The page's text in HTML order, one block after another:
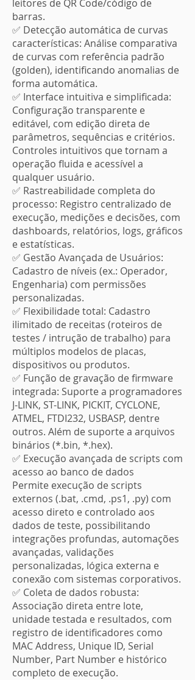
leitores de QR Code/código de
barras.
✅ Detecção automática de curvas
características: Análise comparativa
de curvas com referência padrão
(golden), identificando anomalias de
forma automática.
✅ Interface intuitiva e simplificada:
Configuração transparente e
editável, com edição direta de
parâmetros, sequências e critérios.
Controles intuitivos que tornam a
operação fluida e acessível a
qualquer usuário.
✅ Rastreabilidade completa do
processo: Registro centralizado de
execução, medições e decisões, com
dashboards, relatórios, logs, gráficos
e estatísticas.
✅ Gestão Avançada de Usuários:
Cadastro de níveis (ex.: Operador,
Engenharia) com permissões
personalizadas.
✅ Flexibilidade total: Cadastro
ilimitado de receitas (roteiros de
testes / intrução de trabalho) para
múltiplos modelos de placas,
dispositivos ou produtos.
✅ Função de gravação de firmware
integrada: Suporte a programadores
J-LINK, ST-LINK, PICKIT, CYCLONE,
ATMEL, FTDI232, USBASP, dentre
outros. Além de suporte a arquivos
binários (*.bin, *.hex).
✅ Execução avançada de scripts com
acesso ao banco de dados
Permite execução de scripts
externos (.bat, .cmd, .ps1, .py) com
acesso direto e controlado aos
dados de teste, possibilitando
integrações profundas, automações
avançadas, validações
personalizadas, lógica externa e
conexão com sistemas corporativos.
✅ Coleta de dados robusta:
Associação direta entre lote,
unidade testada e resultados, com
registro de identificadores como
MAC Address, Unique ID, Serial
Number, Part Number e histórico
completo de execução.